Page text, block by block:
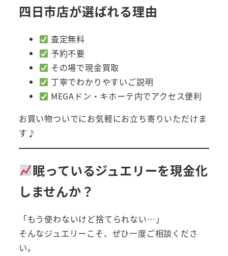
四日市店が選ばれる理由
査定無料
予約不要
その場で現金買取
丁寧でわかりやすいご説明
MEGAドン・キホーテ内でアクセス便利
お買い物ついでにお気軽にお立ち寄りいただけま
す♪
眠っているジュエリーを現金化
しませんか？
「もう使わないけど捨てられない…」
そんなジュエリーこそ、ぜひ一度ご相談くださ
い。